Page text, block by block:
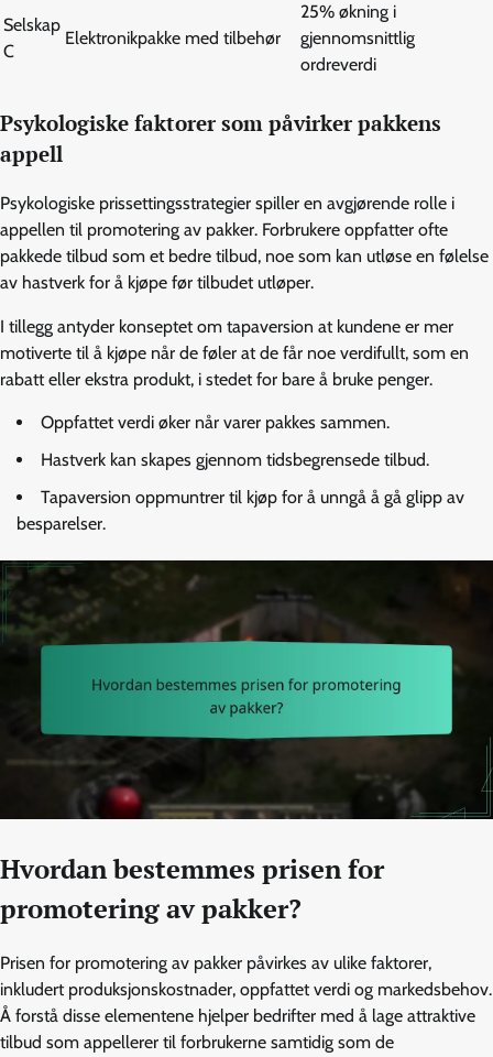
Selskap
C
Elektronikpakke med tilbehør
25% økning i
gjennomsnittlig
ordreverdi
Psykologiske faktorer som påvirker pakkens
appell
Psykologiske prissettingsstrategier spiller en avgjørende rolle i
appellen til promotering av pakker. Forbrukere oppfatter ofte
pakkede tilbud som et bedre tilbud, noe som kan utløse en følelse
av hastverk for å kjøpe før tilbudet utløper.
I tillegg antyder konseptet om tapaversion at kundene er mer
motiverte til å kjøpe når de føler at de får noe verdifullt, som en
rabatt eller ekstra produkt, i stedet for bare å bruke penger.
Oppfattet verdi øker når varer pakkes sammen.
Hastverk kan skapes gjennom tidsbegrensede tilbud.
Tapaversion oppmuntrer til kjøp for å unngå å gå glipp av
besparelser.
Hvordan bestemmes prisen for
promotering av pakker?
Prisen for promotering av pakker påvirkes av ulike faktorer,
inkludert produksjonskostnader, oppfattet verdi og markedsbehov.
Å forstå disse elementene hjelper bedrifter med å lage attraktive
tilbud som appellerer til forbrukerne samtidig som de